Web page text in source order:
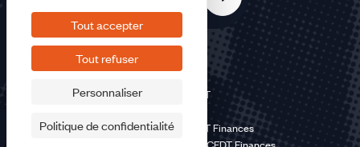
Tout accepter
Tout refuser
Personnaliser
Politique de confidentialité
©2026 CFDT
Mentions légales CFDT Finances